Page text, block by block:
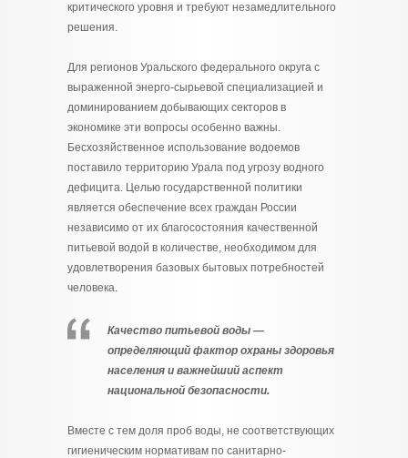
критического уровня и требуют незамедлительного
решения.
Для регионов Уральского федерального округа с
выраженной энерго-сырьевой специализацией и
доминированием добывающих секторов в
экономике эти вопросы особенно важны.
Бесхозяйственное использование водоемов
поставило территорию Урала под угрозу водного
дефицита. Целью государственной политики
является обеспечение всех граждан России
независимо от их благосостояния качественной
питьевой водой в количестве, необходимом для
удовлетворения базовых бытовых потребностей
человека.
Качество питьевой воды —
определяющий фактор охраны здоровья
населения и важнейший аспект
национальной безопасности.
Вместе с тем доля проб воды, не соответствующих
гигиеническим нормативам по санитарно-